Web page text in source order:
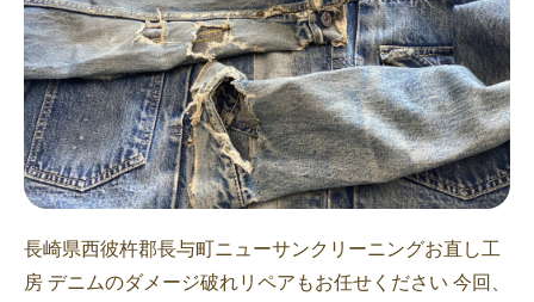
長崎県西彼杵郡長与町ニューサンクリーニングお直し工
房 デニムのダメージ破れリペアもお任せください 今回、